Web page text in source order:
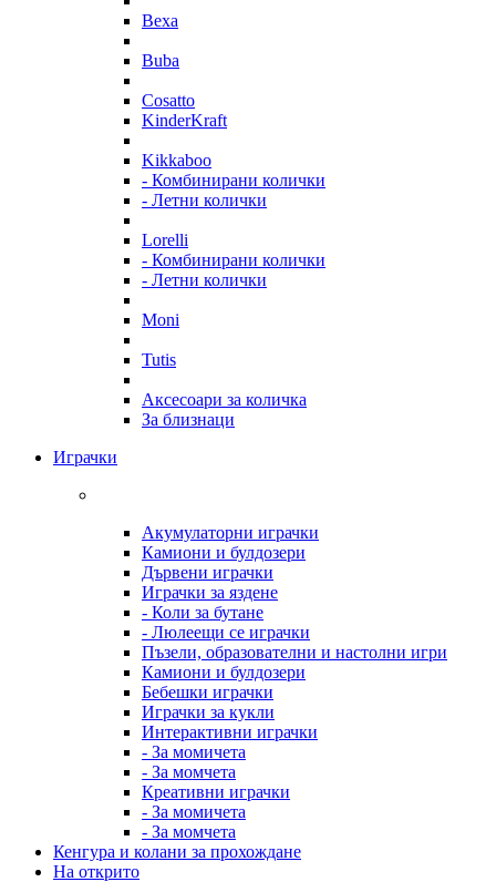
Bexa
Buba
Cosatto
KinderKraft
Kikkaboo
- Комбинирани колички
- Летни колички
Lorelli
- Комбинирани колички
- Летни колички
Moni
Tutis
Аксесоари за количка
За близнаци
Играчки
Акумулаторни играчки
Камиони и булдозери
Дървени играчки
Играчки за яздене
- Коли за бутане
- Люлеещи се играчки
Пъзели, образователни и настолни игри
Камиони и булдозери
Бебешки играчки
Играчки за кукли
Интерактивни играчки
- За момичета
- За момчета
Креативни играчки
- За момичета
- За момчета
Кенгура и колани за прохождане
На открито